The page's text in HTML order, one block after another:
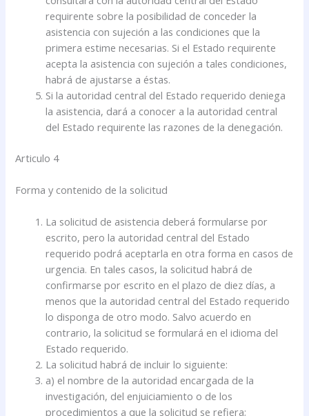
requirente sobre la posibilidad de conceder la
asistencia con sujeción a las condiciones que la
primera estime necesarias. Si el Estado requirente
acepta la asistencia con sujeción a tales condiciones,
habrá de ajustarse a éstas.
Si la autoridad central del Estado requerido deniega
la asistencia, dará a conocer a la autoridad central
del Estado requirente las razones de la denegación.
Articulo 4
Forma y contenido de la solicitud
La solicitud de asistencia deberá formularse por
escrito, pero la autoridad central del Estado
requerido podrá aceptarla en otra forma en casos de
urgencia. En tales casos, la solicitud habrá de
confirmarse por escrito en el plazo de diez días, a
menos que la autoridad central del Estado requerido
lo disponga de otro modo. Salvo acuerdo en
contrario, la solicitud se formulará en el idioma del
Estado requerido.
La solicitud habrá de incluir lo siguiente:
a) el nombre de la autoridad encargada de la
investigación, del enjuiciamiento o de los
procedimientos a que la solicitud se refiera;